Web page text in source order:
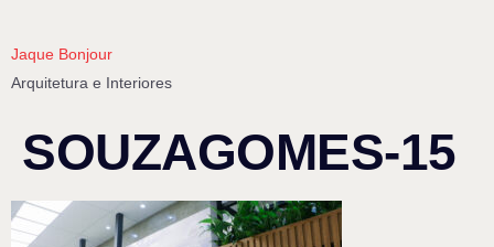
Jaque Bonjour
Arquitetura e Interiores
SOUZAGOMES-15